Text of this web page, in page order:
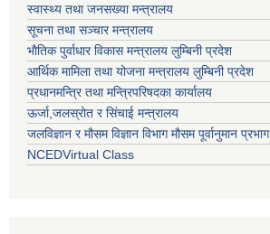
स्वास्थ्य तथा जनसख्या मन्त्रालय
सूचना तथा सञ्चार मन्त्रालय
भाैतिक पुर्वाधार विकास मन्त्रालय लुम्बिनी प्रदेश
आर्थिक मामिला तथा योजना मन्त्रालय लुम्बिनी प्रदेश
प्रधानमन्त्रि तथा मन्त्रिपरिषदका कार्यालय
ऊर्जा,जलस्रोत र सिंचाई मन्त्रालय
जलविज्ञान र मौसम विज्ञान विभाग मौसम पूर्वानुमान प्रभाग
NCEDVirtual Class